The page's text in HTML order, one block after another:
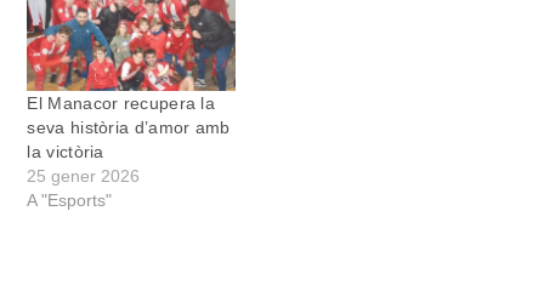
El Manacor recupera la
seva història d’amor amb
la victòria
25 gener 2026
A "Esports"